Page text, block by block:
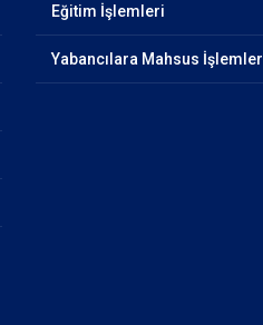
Eğitim İşlemleri
Yabancılara Mahsus İşlemler